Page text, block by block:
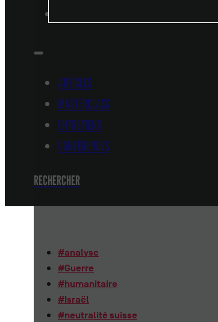
ARTICLES
MASTERCLASS
ENTRETIENS
CONFÉRENCES
RECHERCHER
#analyse
#Guerre
#humanitaire
#Israël
#neutralité suisse